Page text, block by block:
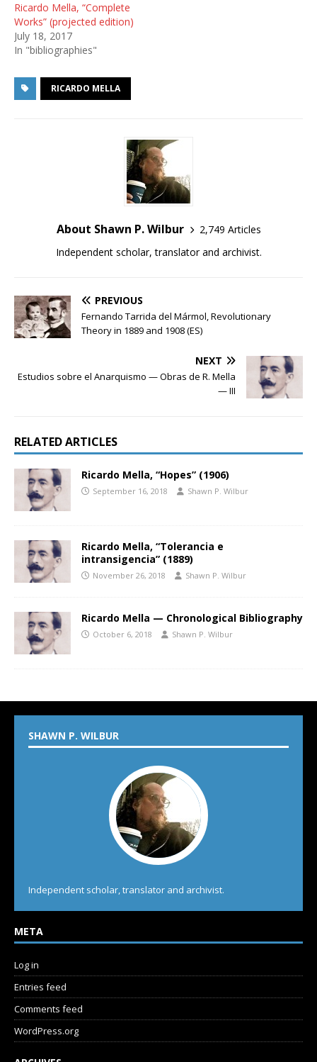
Ricardo Mella, “Complete
Works” (projected edition)
July 18, 2017
In "bibliographies"
RICARDO MELLA
About Shawn P. Wilbur
2,749 Articles
Independent scholar, translator and archivist.
PREVIOUS
Fernando Tarrida del Mármol, Revolutionary
Theory in 1889 and 1908 (ES)
NEXT
Estudios sobre el Anarquismo — Obras de R. Mella
— III
RELATED ARTICLES
Ricardo Mella, “Hopes” (1906)
September 16, 2018 Shawn P. Wilbur
Ricardo Mella, “Tolerancia e
intransigencia” (1889)
November 26, 2018 Shawn P. Wilbur
Ricardo Mella — Chronological Bibliography
October 6, 2018 Shawn P. Wilbur
SHAWN P. WILBUR
Independent scholar, translator and archivist.
META
Log in
Entries feed
Comments feed
WordPress.org